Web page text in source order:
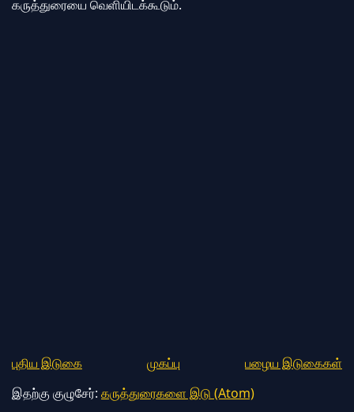
கருத்துரையை வெளியிடக்கூடும்.
புதிய இடுகை பழைய இடுகைகள்
முகப்பு
இதற்கு குழுசேர்: கருத்துரைகளை இடு (Atom)